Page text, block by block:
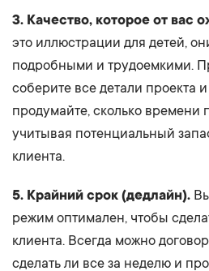
3. Качество, которое от вас
это иллюстрации для детей,
подробными и трудоемкими.
соберите все детали проекта
продумайте, сколько времени
учитывая потенциальный
клиента.
5. Крайний срок (дедлайн).
режим оптимален, чтобы
клиента. Всегда можно
сделать ли все за неделю и